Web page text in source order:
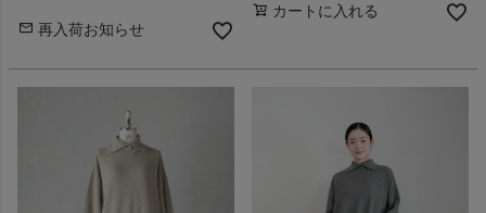
再入荷お知らせ
カートに入れる